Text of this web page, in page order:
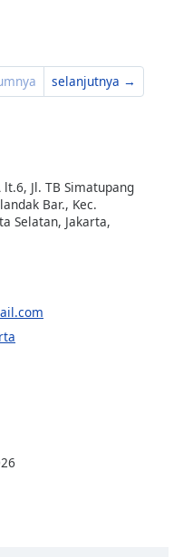
selanjutnya →
Jl. TB Simatupang
Bar., Kec.
Selatan, Jakarta,